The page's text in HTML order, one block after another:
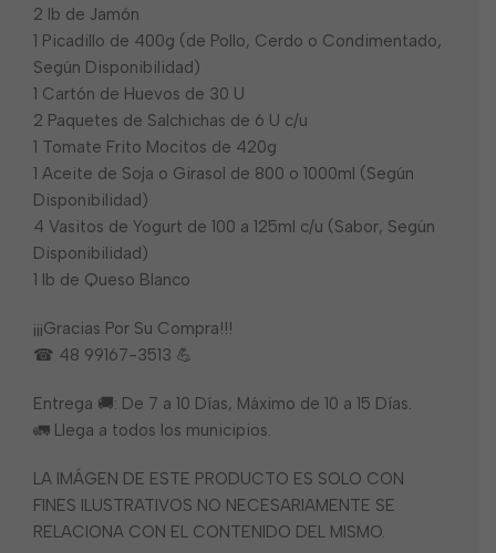
2 lb de Jamón
1 Picadillo de 400g (de Pollo, Cerdo o Condimentado,
Según Disponibilidad)
1 Cartón de Huevos de 30 U
2 Paquetes de Salchichas de 6 U c/u
1 Tomate Frito Mocitos de 420g
1 Aceite de Soja o Girasol de 800 o 1000ml (Según
Disponibilidad)
4 Vasitos de Yogurt de 100 a 125ml c/u (Sabor, Según
Disponibilidad)
1 lb de Queso Blanco
¡¡¡Gracias Por Su Compra!!!
☎ 48 99167-3513 💪
Entrega 🚚: De 7 a 10 Días, Máximo de 10 a 15 Días.
🚛 Llega a todos los municipios.
LA IMÁGEN DE ESTE PRODUCTO ES SOLO CON
FINES ILUSTRATIVOS NO NECESARIAMENTE SE
RELACIONA CON EL CONTENIDO DEL MISMO.